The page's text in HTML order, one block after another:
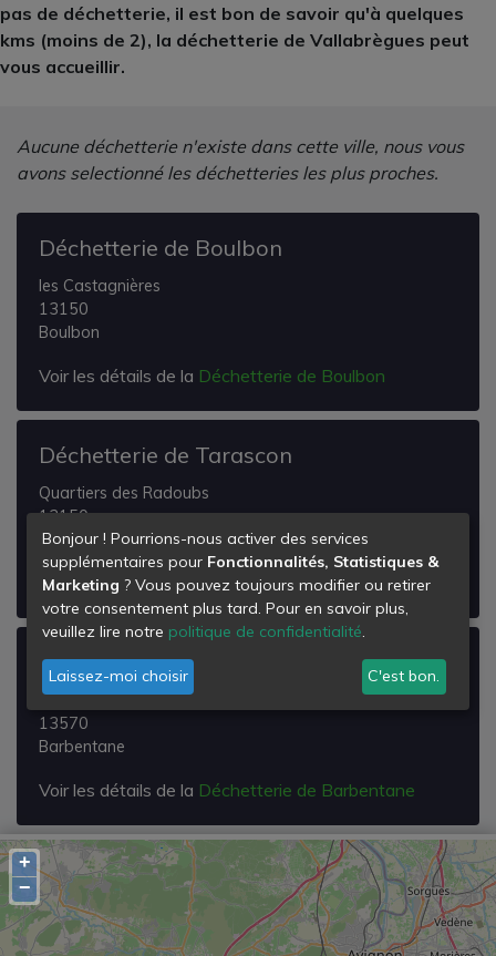
pas de déchetterie, il est bon de savoir qu'à quelques
kms (moins de 2), la déchetterie de Vallabrègues peut
vous accueillir.
Aucune déchetterie n'existe dans cette ville, nous vous
avons selectionné les déchetteries les plus proches.
Déchetterie de Boulbon
les Castagnières
13150
Boulbon
Voir les détails de la Déchetterie de Boulbon
Déchetterie de Tarascon
Quartiers des Radoubs
13150
Tarascon
Voir les détails de laDéchetterie de Tarascon
Déchetterie de Barbentane
Lieu Dit de la Sinteté
13570
Barbentane
Voir les détails de la Déchetterie de Barbentane
+
−
Bonjour ! Pourrions-nous activer des services
supplémentaires pour Fonctionnalités, Statistiques &
Marketing ? Vous pouvez toujours modifier ou retirer
votre consentement plus tard. Pour en savoir plus,
veuillez lire notre politique de confidentialité.
Laissez-moi choisir C'est bon.